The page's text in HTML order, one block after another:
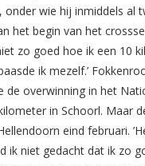
, onder wie hij inmiddels al
het begin van het
zo goed hoe ik een 10
ik mezelf.’
overwinning in het
in Schoorl. Maar
eind februari.
ik niet gedacht dat ik zo